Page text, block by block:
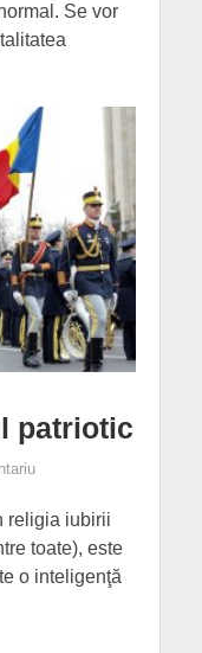
Se vor
patriotic
religia iubirii
toate), este
o inteligenţă